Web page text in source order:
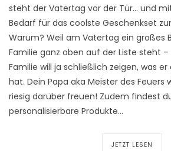
steht der Vatertag vor der Tür… und
Bedarf für das coolste Geschenkset
Warum? Weil am Vatertag ein großes
Familie ganz oben auf der Liste steht
Familie will ja schließlich zeigen, was
hat. Dein Papa aka Meister des Feuers
riesig darüber freuen! Zudem findest
personalisierbare Produkte…
JETZT LESEN